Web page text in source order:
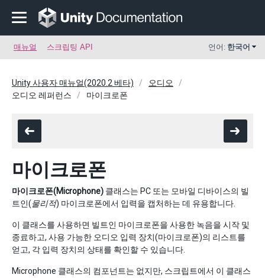
매뉴얼 스크립팅 API 언어: 한국어
Unity 사용자 매뉴얼(2020.2 베타)
오디오
오디오 레퍼런스
마이크로폰
마이크로폰
마이크로폰(Microphone) 클래스는 PC 또는 모바일 디바이스의 빌
트인(물리적) 마이크로폰에서 입력을 캡처하는 데 유용합니다.
이 클래스를 사용하면 빌트인 마이크로폰을 사용한 녹음을 시작 및
종료하고, 사용 가능한 오디오 입력 장치(마이크로폰)의 리스트를
얻고, 각 입력 장치의 상태를 확인할 수 있습니다.
Microphone 클래스의 컴포넌트는 없지만, 스크립트에서 이 클래스